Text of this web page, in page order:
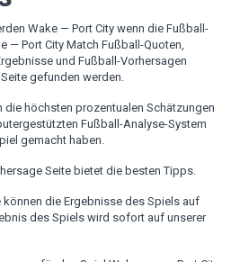
Wake — Port City wenn die Fußball-
— Port City Match Fußball-Quoten,
und Fußball-Vorhersagen
gefunden werden.
die höchsten prozentualen Schätzungen
Fußball-Analyse-System
gemacht haben.
Seite bietet die besten Tipps.
können die Ergebnisse des Spiels auf
des Spiels wird sofort auf unserer